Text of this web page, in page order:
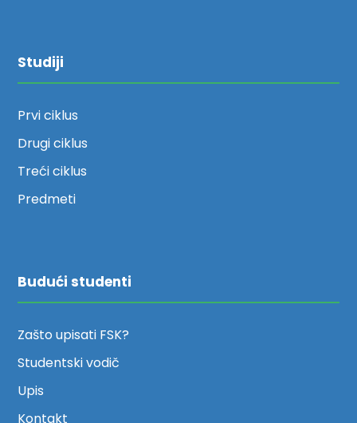
Studiji
Prvi ciklus
Drugi ciklus
Treći ciklus
Predmeti
Budući studenti
Zašto upisati FSK?
Studentski vodič
Upis
Kontakt